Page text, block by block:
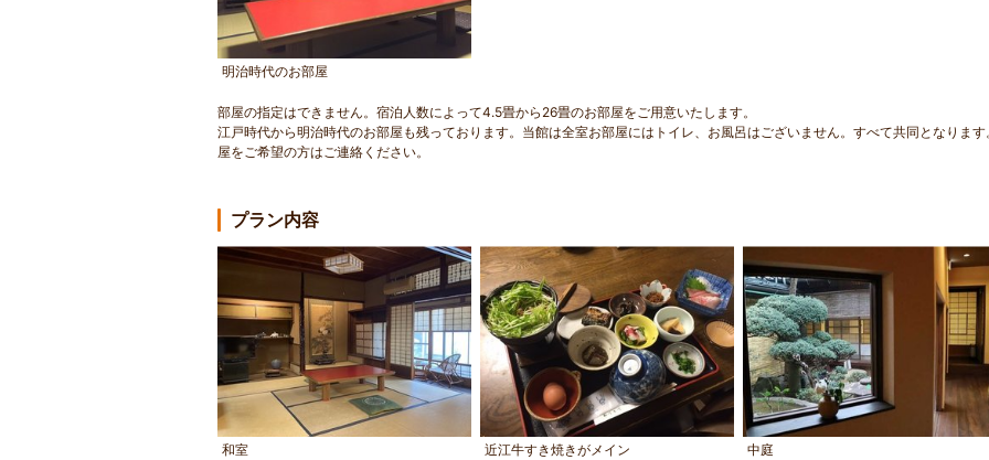
明治時代のお部屋
部屋の指定はできません。宿泊人数によって4.5畳から26畳のお部屋をご用意いたします。
江戸時代から明治時代のお部屋も残っております。当館は全室お部屋にはトイレ、お風呂はございません。すべて共同となります
屋をご希望の方はご連絡ください。
プラン内容
和室 近江牛すき焼きがメイン 中庭